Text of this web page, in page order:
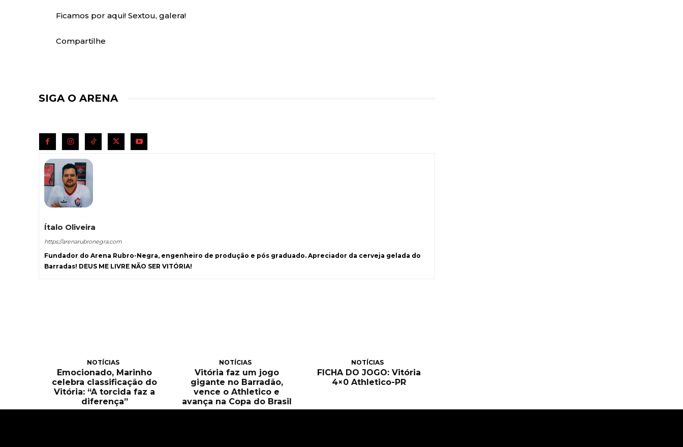
Ficamos por aqui! Sextou, galera!
Compartilhe
SIGA O ARENA
Ítalo Oliveira
https://arenarubronegra.com
Fundador do Arena Rubro-Negra, engenheiro de produção e pós graduado. Apreciador da cerveja gelada do
Barradas! DEUS ME LIVRE NÃO SER VITÓRIA!
NOTÍCIAS
Emocionado, Marinho
celebra classificação do
Vitória: “A torcida faz a
diferença”
NOTÍCIAS
Vitória faz um jogo
gigante no Barradão,
vence o Athletico e
avança na Copa do Brasil
NOTÍCIAS
FICHA DO JOGO: Vitória
4×0 Athletico-PR